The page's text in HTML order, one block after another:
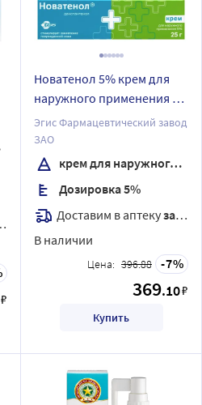
₽
Новатенол 5% крем для
наружного применения 25
гр
Эгис Фармацевтический завод
ЗАО
крем для наружного применения
Дозировка 5%
Доставим в аптекузавтра
В наличии
Цена: 396.88 7
369.10₽
Купить